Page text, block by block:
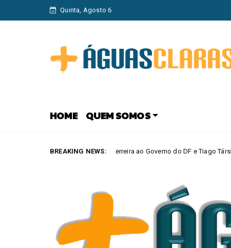
Quinta, Agosto 6
HOME QUEM SOMOS
BREAKING NEWS:
Elisson Ferreira ao Governo do DF e Tiago Társis ao Senado